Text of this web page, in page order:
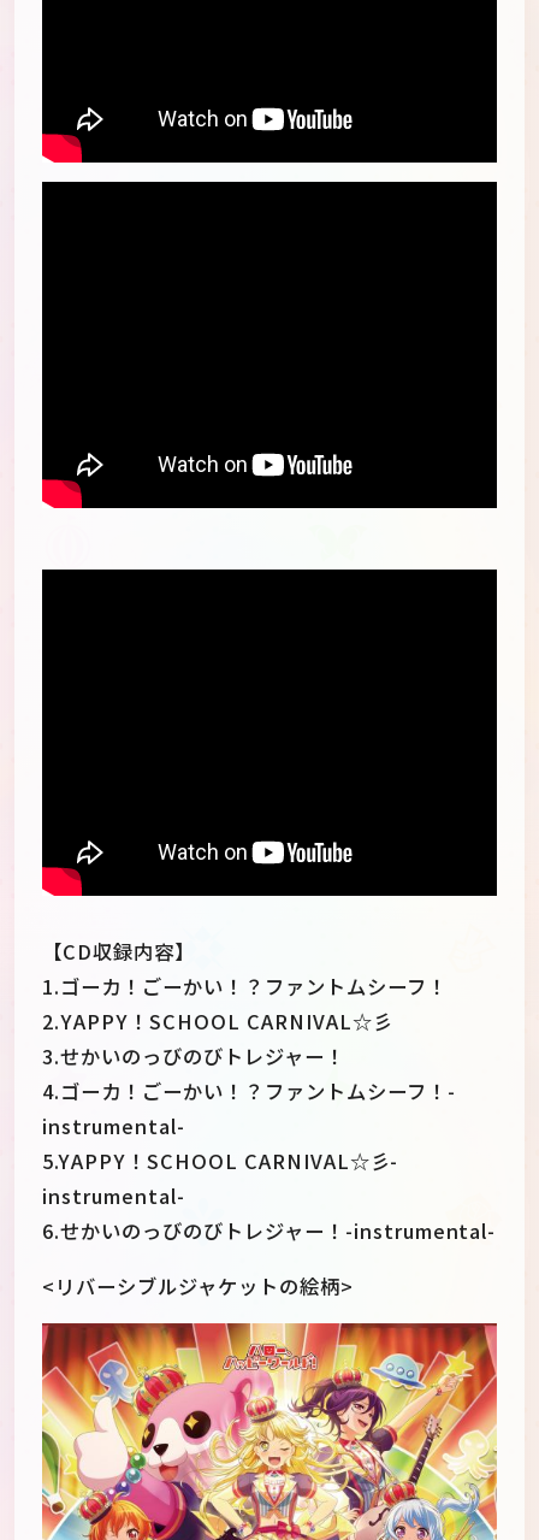
】?rel=0" frameborder="0"
allowfullscreen="">
】?rel=0" frameborder="0"
allowfullscreen="">
】?rel=0" frameborder="0"
allowfullscreen="">
【CD収録内容】
1.ゴーカ！ごーかい！？ファントムシーフ！
2.YAPPY！SCHOOL CARNIVAL☆彡
3.せかいのっびのびトレジャー！
4.ゴーカ！ごーかい！？ファントムシーフ！-
instrumental-
5.YAPPY！SCHOOL CARNIVAL☆彡-
instrumental-
6.せかいのっびのびトレジャー！-instrumental-
<リバーシブルジャケットの絵柄>